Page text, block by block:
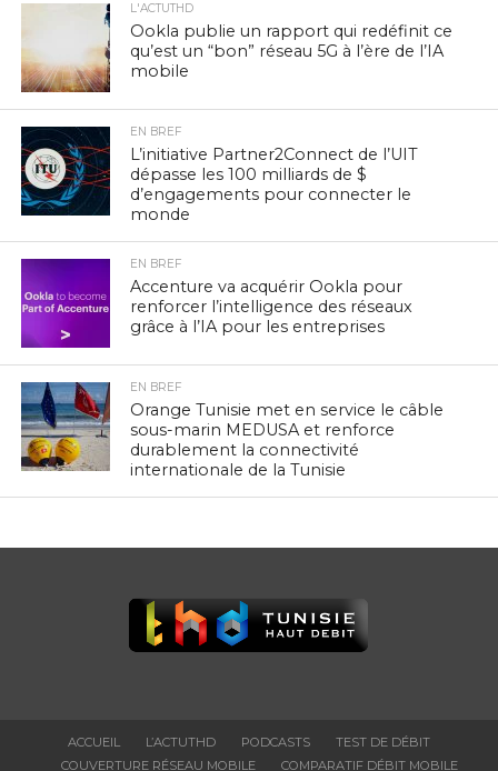
L'ACTUTHD
Ookla publie un rapport qui redéfinit ce
qu’est un “bon” réseau 5G à l’ère de l’IA
mobile
EN BREF
L’initiative Partner2Connect de l’UIT
dépasse les 100 milliards de $
d’engagements pour connecter le
monde
EN BREF
Accenture va acquérir Ookla pour
renforcer l’intelligence des réseaux
grâce à l’IA pour les entreprises
EN BREF
Orange Tunisie met en service le câble
sous-marin MEDUSA et renforce
durablement la connectivité
internationale de la Tunisie
ACCUEIL L’ACTUTHD PODCASTS
TEST DE DÉBIT
COUVERTURE RÉSEAU MOBILE
COMPARATIF DÉBIT MOBILE